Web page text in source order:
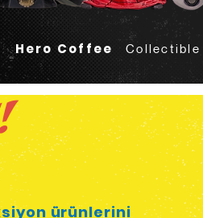
Hero CoffeeCollectible
ürünlerini